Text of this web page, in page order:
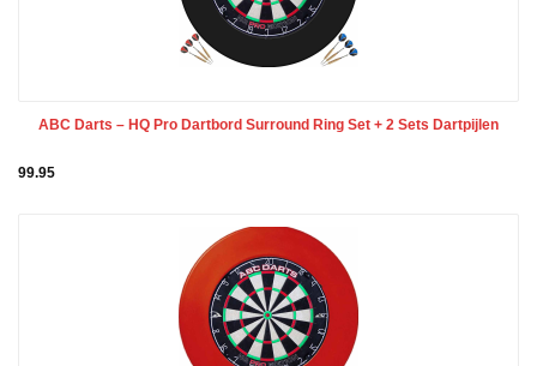
ABC Darts – HQ Pro Dartbord Surround Ring Set + 2 Sets Dartpijlen
99.95